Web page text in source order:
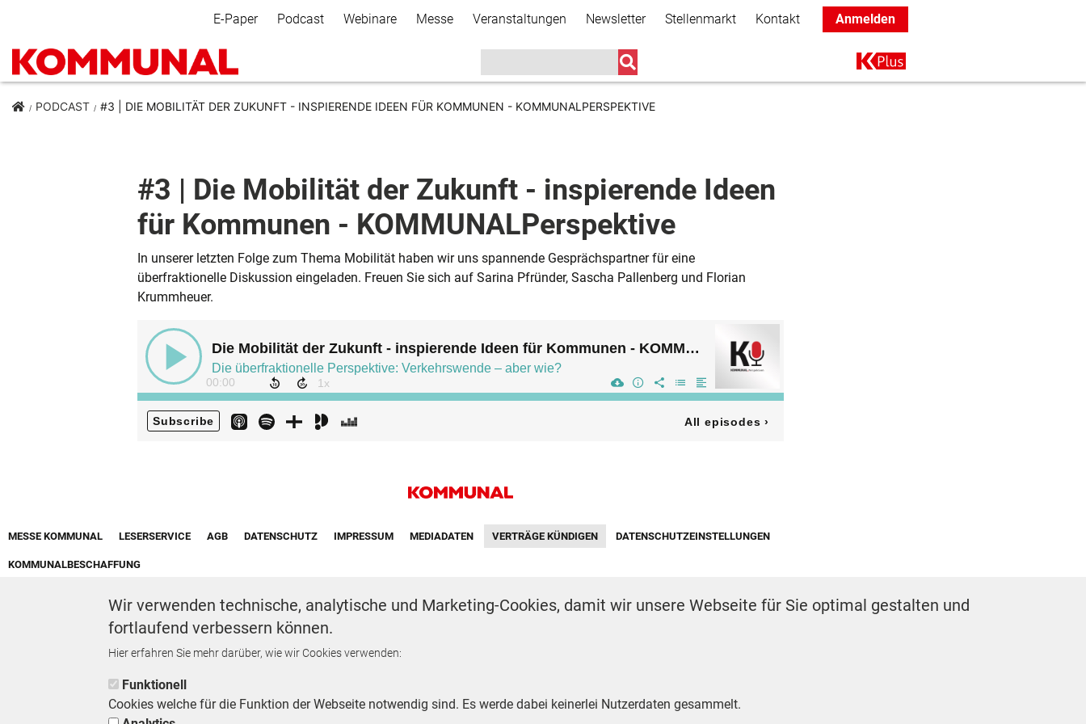
zum
Inhalt
Secondary Navigation
E-Paper Podcast Webinare Messe Veranstaltungen Newsletter Stellenmarkt Kontakt Anmelden
Main navigation
K+
PODCAST #3 | DIE MOBILITÄT DER ZUKUNFT - INSPIERENDE IDEEN FÜR KOMMUNEN - KOMMUNALPERSPEKTIVE
#3 | Die Mobilität der Zukunft - inspierende Ideen
für Kommunen - KOMMUNALPerspektive
In unserer letzten Folge zum Thema Mobilität haben wir uns spannende Gesprächspartner für eine
überfraktionelle Diskussion eingeladen. Freuen Sie sich auf Sarina Pfründer, Sascha Pallenberg und Florian
Krummheuer.
Footer First Navigation
MESSE KOMMUNAL LESERSERVICE AGB DATENSCHUTZ IMPRESSUM MEDIADATEN VERTRÄGE KÜNDIGEN DATENSCHUTZEINSTELLUNGEN
KOMMUNALBESCHAFFUNG
Footer Second Navigation
WIR AUF WHATSAPP
Wir verwenden technische, analytische und Marketing-Cookies, damit wir unsere Webseite für Sie optimal gestalten und
fortlaufend verbessern können.
Hier erfahren Sie mehr darüber, wie wir Cookies verwenden:
Funktionell
Cookies welche für die Funktion der Webseite notwendig sind. Es werde dabei keinerlei Nutzerdaten gesammelt.